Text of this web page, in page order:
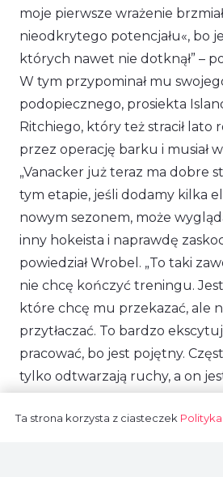
moje pierwsze wrażenie
nieodkrytego potencjału«, bo
których nawet nie dotknął” –
W tym przypominał mu
podopiecznego, prosiekta
Ritchiego, który też stracił lato
przez operację barku i musiał
„Vanacker już teraz ma dobre
tym etapie, jeśli dodamy kilka
nowym sezonem, może
inny hokeista i naprawdę
powiedział Wrobel. „To taki
nie chcę kończyć treningu.
które chcę mu przekazać, ale
przytłaczać. To bardzo
pracować, bo jest pojętny.
tylko odtwarzają ruchy, a on
odbieraniem krążka spod
Ta strona korzysta z ciasteczek